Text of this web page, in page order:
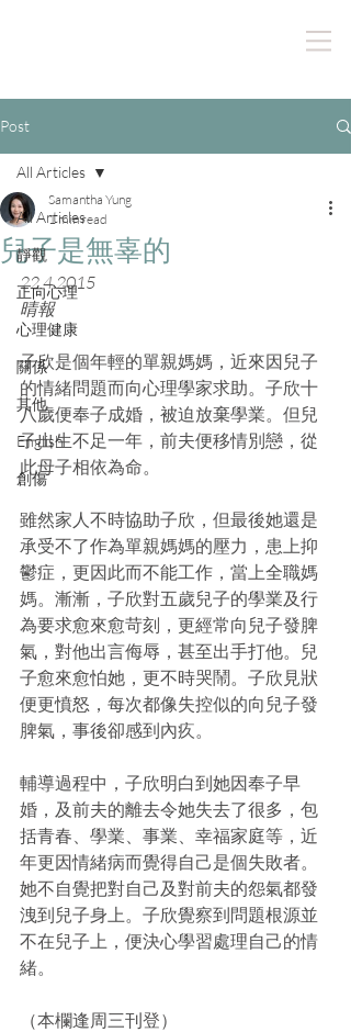
Post
All Articles
靜觀
正向心理
心理健康
關係
其他
English
創傷
All Articles
兒子是無辜的
Samantha Yung
1 min read
22.4.2015
晴報
子欣是個年輕的單親媽媽，近來因兒子
的情緒問題而向心理學家求助。子欣十
八歲便奉子成婚，被迫放棄學業。但兒
子出生不足一年，前夫便移情別戀，從
此母子相依為命。
雖然家人不時協助子欣，但最後她還是
承受不了作為單親媽媽的壓力，患上抑
鬱症，更因此而不能工作，當上全職媽
媽。漸漸，子欣對五歲兒子的學業及行
為要求愈來愈苛刻，更經常向兒子發脾
氣，對他出言侮辱，甚至出手打他。兒
子愈來愈怕她，更不時哭鬧。子欣見狀
便更憤怒，每次都像失控似的向兒子發
脾氣，事後卻感到內疚。
輔導過程中，子欣明白到她因奉子早
婚，及前夫的離去令她失去了很多，包
括青春、學業、事業、幸福家庭等，近
年更因情緒病而覺得自己是個失敗者。
她不自覺把對自己及對前夫的怨氣都發
洩到兒子身上。子欣覺察到問題根源並
不在兒子上，便決心學習處理自己的情
緒。
（本欄逢周三刊登）